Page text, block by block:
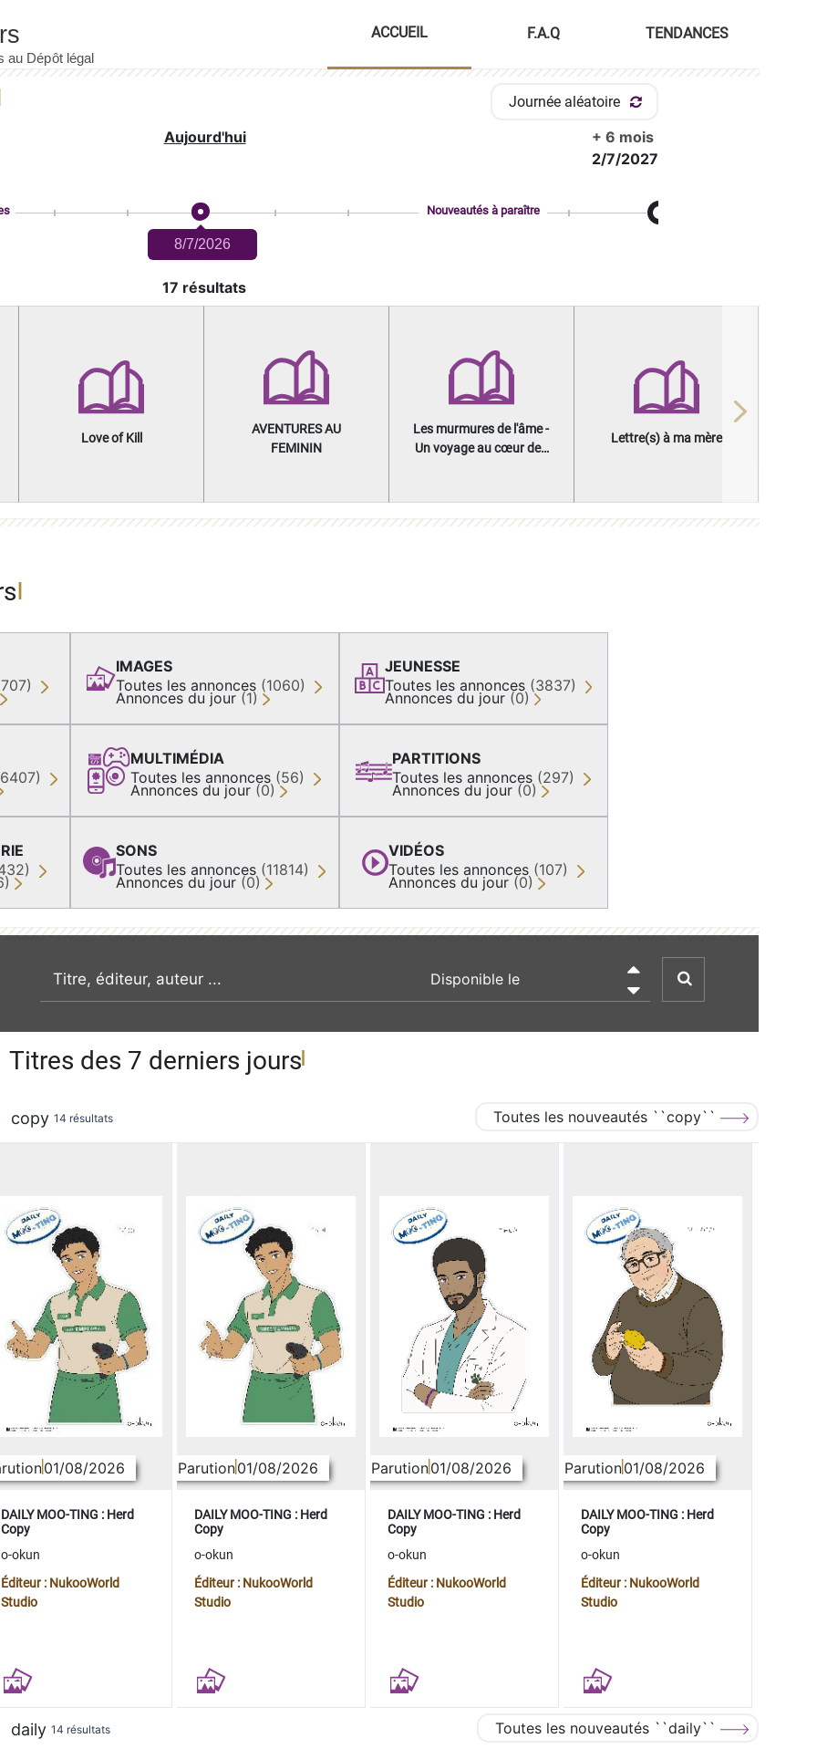
ACCUEIL F.A.Q TENDANCES
Journée aléatoire
Aujourd'hui
+ 6 mois
2/7/2027
8/7/2026
Nouveautés à paraître
17 résultats
Love of Kill
AVENTURES AU
FEMININ
Les murmures de l'âme -
Un voyage au cœur des
Lettre(s) à ma mère
Next
IMAGES
Toutes les annonces (1060)
Annonces du jour (1)
MULTIMÉDIA
Toutes les annonces (56)
Annonces du jour (0)
SONS
Toutes les annonces (11814)
Annonces du jour (0)
JEUNESSE
Toutes les annonces (3837)
Annonces du jour (0)
PARTITIONS
Toutes les annonces (297)
Annonces du jour (0)
VIDÉOS
Toutes les annonces (107)
Annonces du jour (0)
recherche par mot clé

Titres des 7 derniers jours
copy 14 résultats Toutes les nouveautés ``copy``
01/08/2026
DAILY MOO-TING : Herd
Copy
o-okun
Éditeur : NukooWorld
Studio
Parution01/08/2026
DAILY MOO-TING : Herd
Copy
o-okun
Éditeur : NukooWorld
Studio
Parution01/08/2026
DAILY MOO-TING : Herd
Copy
o-okun
Éditeur : NukooWorld
Studio
Parution01/08/2026
DAILY MOO-TING : Herd
Copy
o-okun
Éditeur : NukooWorld
Studio
daily 14 résultats Toutes les nouveautés ``daily``